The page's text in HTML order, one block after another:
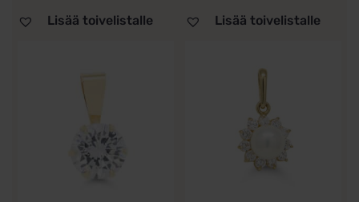
Lisää toivelistalle Lisää toivelistalle